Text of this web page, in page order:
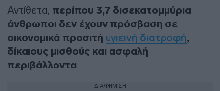
Αντίθετα, περίπου 3,7 δισεκατομμύρια
άνθρωποι δεν έχουν πρόσβαση σε
οικονομικά προσιτή υγιεινή διατροφή,
δίκαιους μισθούς και ασφαλή
περιβάλλοντα.
ΔΙΑΦΗΜΙΣΗ